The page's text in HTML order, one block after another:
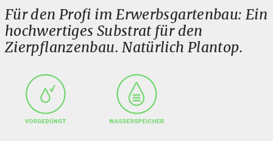
Für den Profi im Erwerbsgartenbau: Ein
hochwertiges Substrat für den
Zierpflanzenbau. Natürlich Plantop.